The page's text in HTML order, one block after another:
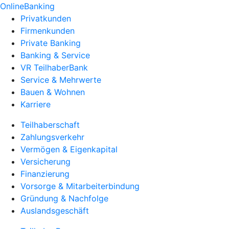
OnlineBanking
Privatkunden
Firmenkunden
Private Banking
Banking & Service
VR TeilhaberBank
Service & Mehrwerte
Bauen & Wohnen
Karriere
Teilhaberschaft
Zahlungsverkehr
Vermögen & Eigenkapital
Versicherung
Finanzierung
Vorsorge & Mitarbeiterbindung
Gründung & Nachfolge
Auslandsgeschäft